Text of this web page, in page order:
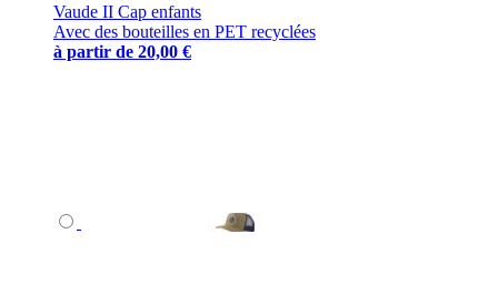
Vaude II Cap enfants
Avec des bouteilles en PET recyclées
à partir de 20,00 €